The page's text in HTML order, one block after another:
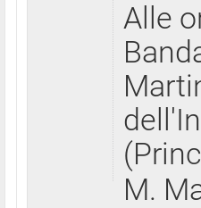
Alle
M.